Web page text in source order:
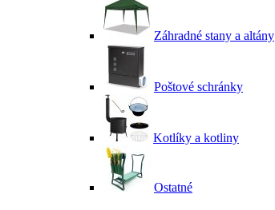
Záhradné stany a altány
Poštové schránky
Kotlíky a kotliny
Ostatné